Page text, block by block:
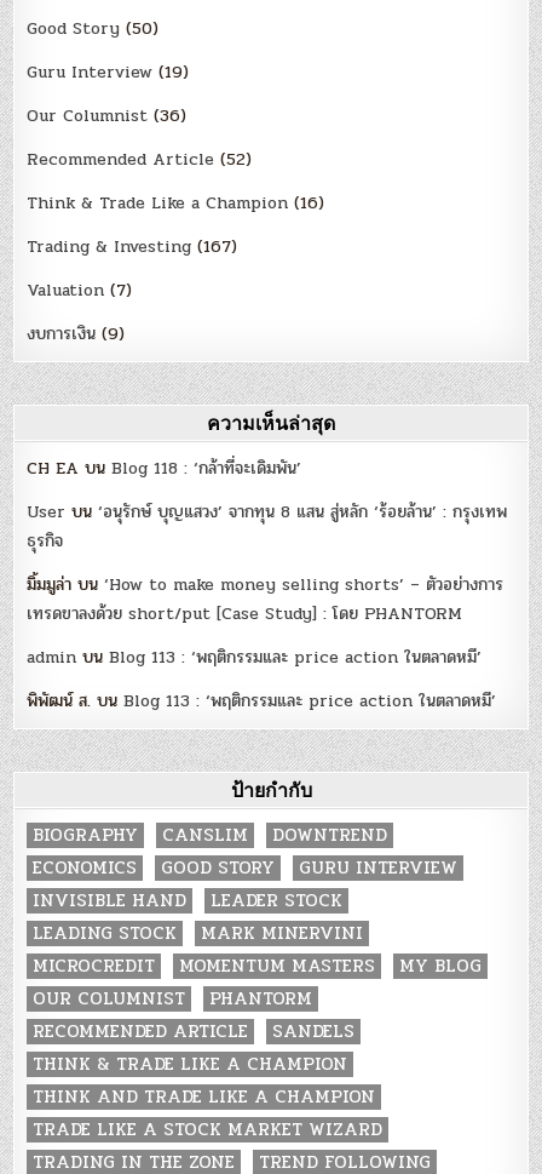
Good Story (50)
Guru Interview (19)
Our Columnist (36)
Recommended Article (52)
Think & Trade Like a Champion (16)
Trading & Investing (167)
Valuation (7)
งบการเงิน (9)
ความเห็นล่าสุด
CH EA บนBlog 118 : ‘กล้าที่จะเดิมพัน’
User บน‘อนุรักษ์ บุญแสวง’ จากทุน 8 แสน สู่หลัก ‘ร้อยล้าน’ : กรุงเทพ
ธุรกิจ
มิ้มมูล่า บน‘How to make money selling shorts’ – ตัวอย่างการ
เทรดขาลงด้วย short/put [Case Study] : โดย PHANTORM
admin บนBlog 113 : ‘พฤติกรรมและ price action ในตลาดหมี’
พิพัฒน์ ส. บนBlog 113 : ‘พฤติกรรมและ price action ในตลาดหมี’
ป้ายกำกับ
BIOGRAPHY CANSLIM
DOWNTREND
ECONOMICS
GOOD STORY
GURU INTERVIEW
INVISIBLE HAND
LEADER STOCK
LEADING STOCK
MARK MINERVINI
MICROCREDIT
MOMENTUM MASTERS
MY BLOG
OUR COLUMNIST
PHANTORM
RECOMMENDED ARTICLE
SANDELS
THINK & TRADE LIKE A CHAMPION
THINK AND TRADE LIKE A CHAMPION
TRADE LIKE A STOCK MARKET WIZARD
TRADING IN THE ZONE
TREND FOLLOWING